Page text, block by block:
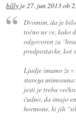
billy je27. jun 2013 ob
Dvomim, da je
točno ne ve, kako
odgovoren za
predpostavke, kot
Ljudje imamo že
starega
jesti je treba
čudno, da imajo
hormone, ki jih